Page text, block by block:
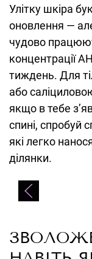
Улітку шкіра
оновлення —
чудово
концентрації
тиждень. Для
або
якщо в тебе
спині, спробуй
які легко
ділянки.